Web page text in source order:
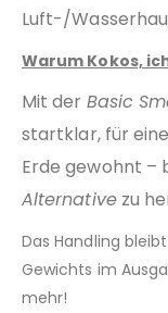
Luft-/
Warum Kokos,
Mit der Basic
startklar, für
Erde gewohnt –
Alternativezu
Das Handling
Gewichts im
mehr!